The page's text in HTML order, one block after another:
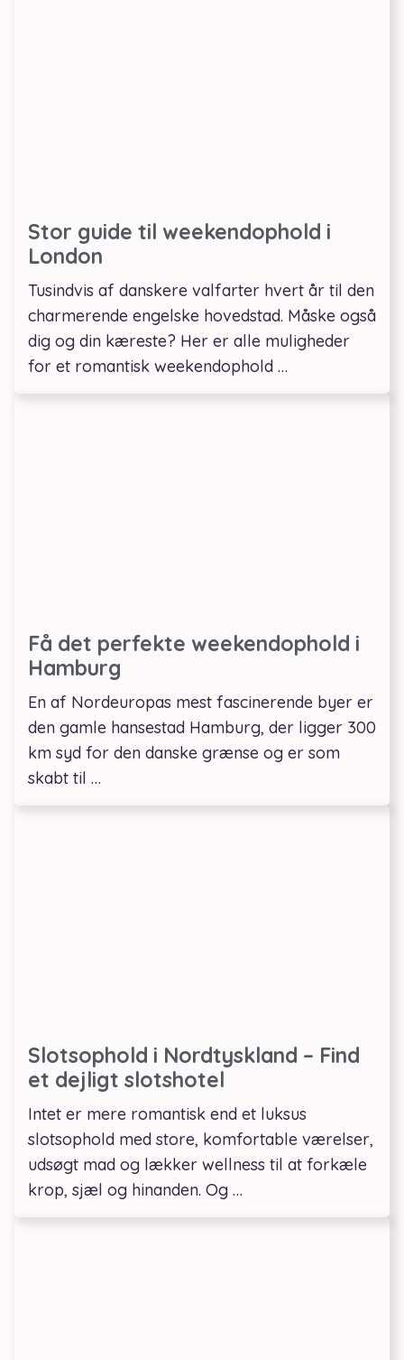
Stor guide til weekendophold i
London
Tusindvis af danskere valfarter hvert år til den
charmerende engelske hovedstad. Måske også
dig og din kæreste? Her er alle muligheder
for et romantisk weekendophold …
Få det perfekte weekendophold i
Hamburg
En af Nordeuropas mest fascinerende byer er
den gamle hansestad Hamburg, der ligger 300
km syd for den danske grænse og er som
skabt til …
Slotsophold i Nordtyskland – Find
et dejligt slotshotel
Intet er mere romantisk end et luksus
slotsophold med store, komfortable værelser,
udsøgt mad og lækker wellness til at forkæle
krop, sjæl og hinanden. Og …